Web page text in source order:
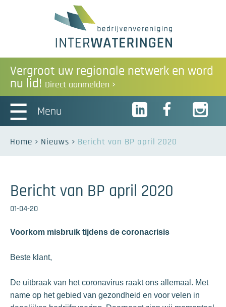
Vergroot uw regionale netwerk en word
nu lid! Direct aanmelden
Menu
Home Nieuws Bericht van BP april 2020
Bericht van BP april 2020
01-04-20
Voorkom misbruik tijdens de coronacrisis
Beste klant,
De uitbraak van het coronavirus raakt ons allemaal. Met
name op het gebied van gezondheid en voor velen in